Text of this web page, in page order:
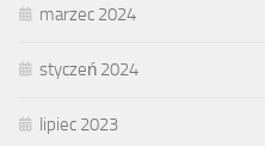
marzec 2024
styczeń 2024
lipiec 2023